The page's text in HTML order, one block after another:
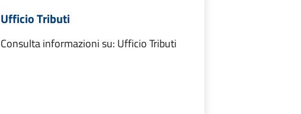
Ufficio Tributi
Consulta informazioni su: Ufficio Tributi